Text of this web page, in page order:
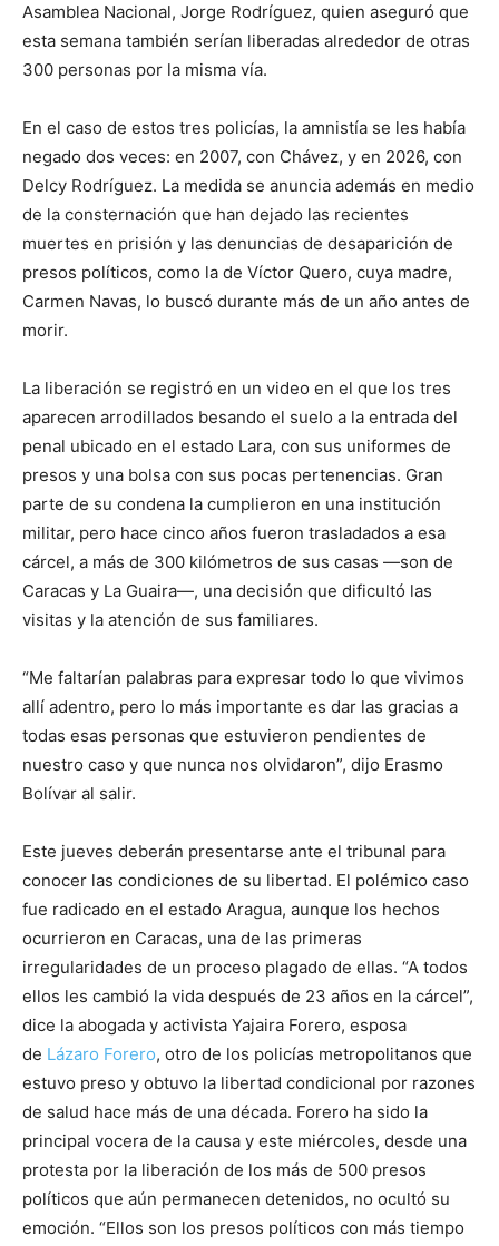
Asamblea Nacional, Jorge Rodríguez, quien aseguró que
esta semana también serían liberadas alrededor de otras
300 personas por la misma vía.
En el caso de estos tres policías, la amnistía se les había
negado dos veces: en 2007, con Chávez, y en 2026, con
Delcy Rodríguez. La medida se anuncia además en medio
de la consternación que han dejado las recientes
muertes en prisión y las denuncias de desaparición de
presos políticos, como la de Víctor Quero, cuya madre,
Carmen Navas, lo buscó durante más de un año antes de
morir.
La liberación se registró en un video en el que los tres
aparecen arrodillados besando el suelo a la entrada del
penal ubicado en el estado Lara, con sus uniformes de
presos y una bolsa con sus pocas pertenencias. Gran
parte de su condena la cumplieron en una institución
militar, pero hace cinco años fueron trasladados a esa
cárcel, a más de 300 kilómetros de sus casas —son de
Caracas y La Guaira—, una decisión que dificultó las
visitas y la atención de sus familiares.
“Me faltarían palabras para expresar todo lo que vivimos
allí adentro, pero lo más importante es dar las gracias a
todas esas personas que estuvieron pendientes de
nuestro caso y que nunca nos olvidaron”, dijo Erasmo
Bolívar al salir.
Este jueves deberán presentarse ante el tribunal para
conocer las condiciones de su libertad. El polémico caso
fue radicado en el estado Aragua, aunque los hechos
ocurrieron en Caracas, una de las primeras
irregularidades de un proceso plagado de ellas. “A todos
ellos les cambió la vida después de 23 años en la cárcel”,
dice la abogada y activista Yajaira Forero, esposa
de Lázaro Forero, otro de los policías metropolitanos que
estuvo preso y obtuvo la libertad condicional por razones
de salud hace más de una década. Forero ha sido la
principal vocera de la causa y este miércoles, desde una
protesta por la liberación de los más de 500 presos
políticos que aún permanecen detenidos, no ocultó su
emoción. “Ellos son los presos políticos con más tiempo